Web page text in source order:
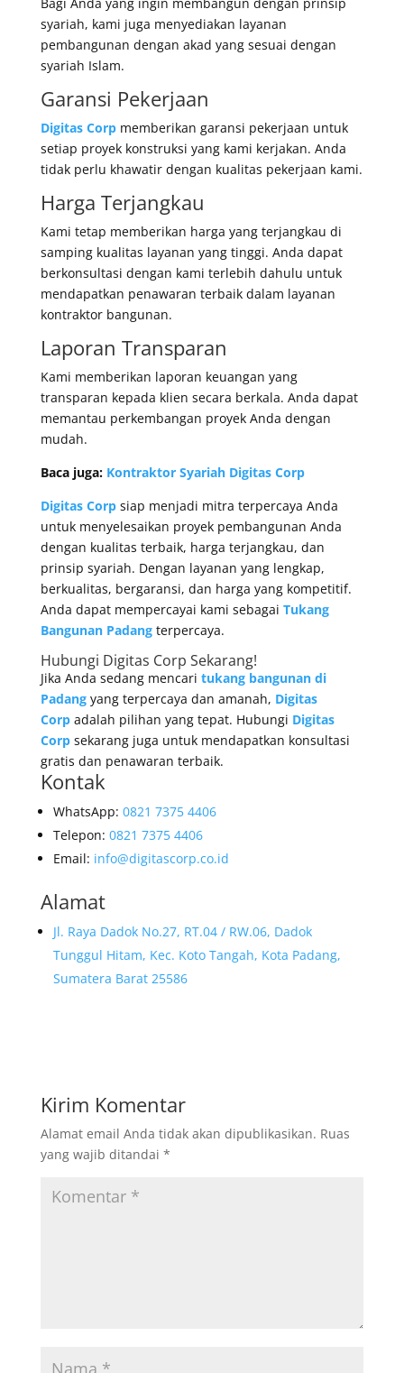
syariah, kami juga menyediakan layanan
pembangunan dengan akad yang sesuai dengan
syariah Islam.
Garansi Pekerjaan
Digitas Corpmemberikan garansi pekerjaan untuk
setiap proyek konstruksi yang kami kerjakan. Anda
tidak perlu khawatir dengan kualitas pekerjaan kami.
Harga Terjangkau
Kami tetap memberikan harga yang terjangkau di
samping kualitas layanan yang tinggi. Anda dapat
berkonsultasi dengan kami terlebih dahulu untuk
mendapatkan penawaran terbaik dalam layanan
kontraktor bangunan.
Laporan Transparan
Kami memberikan laporan keuangan yang
transparan kepada klien secara berkala. Anda dapat
memantau perkembangan proyek Anda dengan
mudah.
Baca juga: Kontraktor Syariah Digitas Corp
Digitas Corpsiap menjadi mitra terpercaya Anda
untuk menyelesaikan proyek pembangunan Anda
dengan kualitas terbaik, harga terjangkau, dan
prinsip syariah. Dengan layanan yang lengkap,
berkualitas, bergaransi, dan harga yang kompetitif.
Anda dapat mempercayai kami sebagai Tukang
Bangunan Padangterpercaya.
Hubungi Digitas Corp Sekarang!
Jika Anda sedang mencari tukang bangunan di
Padangyang terpercaya dan amanah, Digitas
Corpadalah pilihan yang tepat. Hubungi Digitas
Corpsekarang juga untuk mendapatkan konsultasi
gratis dan penawaran terbaik.
Kontak
WhatsApp: 0821 7375 4406
Telepon: 0821 7375 4406
Email: info@digitascorp.co.id
Alamat
Jl. Raya Dadok No.27, RT.04 / RW.06, Dadok
Tunggul Hitam, Kec. Koto Tangah, Kota Padang,
Sumatera Barat 25586
Kirim Komentar
Alamat email Anda tidak akan dipublikasikan. Ruas
yang wajib ditandai *